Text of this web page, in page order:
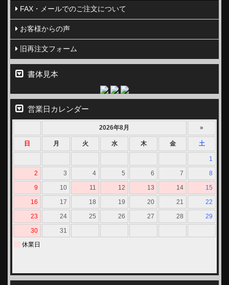
FAX・メールでのご注文について
お客様からの声
旧再注文フォーム
書体見本
営業日カレンダー